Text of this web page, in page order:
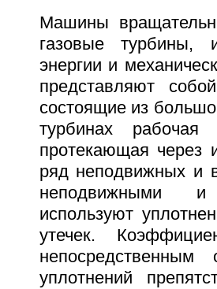
Машины
газовые турбины,
энергии и
представляют
состоящие из
турбинах
протекающая через
ряд неподвижных и
неподвижными и
используют
утечек.
уплотнений